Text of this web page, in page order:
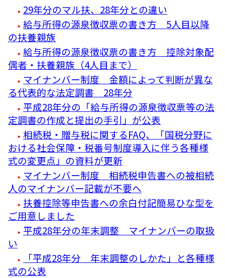
29年分のマル扶、28年分との違い
給与所得の源泉徴収票の書き方 5人目以降
の扶養親族
給与所得の源泉徴収票の書き方 控除対象配
偶者・扶養親族（4人目まで）
マイナンバー制度 金額によって判断が異な
る代表的な法定調書 28年分
平成28年分の「給与所得の源泉徴収票等の法
定調書の作成と提出の手引」が公表
相続税・贈与税に関するFAQ、「国税分野に
おける社会保障・税番号制度導入に伴う各種様
式の変更点」の資料が更新
マイナンバー制度 相続税申告書への被相続
人のマイナンバー記載が不要へ
扶養控除等申告書への余白付記簡易ひな型を
ご用意しました
平成28年分の年末調整 マイナンバーの取扱
い
「平成28年分 年末調整のしかた」と各種様
式の公表